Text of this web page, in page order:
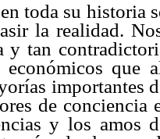
toda su historia
la realidad.
y tan
económicos
importantes
de conciencia
y los amos